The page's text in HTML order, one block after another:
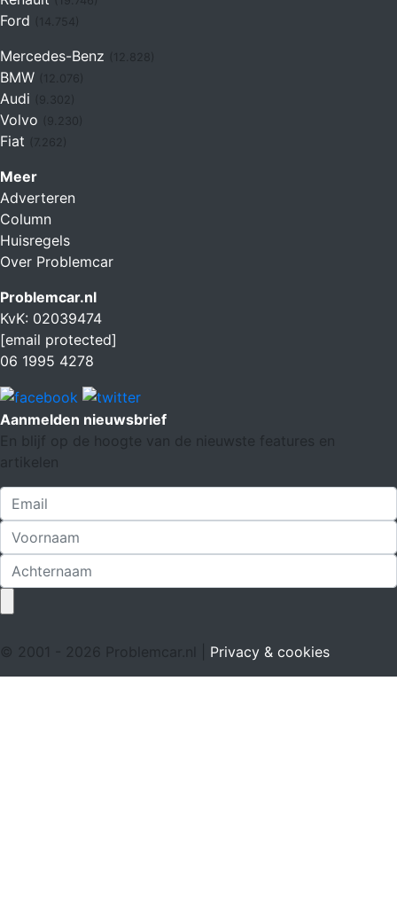
Ford (14.754)
Mercedes-Benz
BMW (12.076)
Audi
Volvo
Fiat (7.262)
Meer
Adverteren
Column
Huisregels
Over Problemcar
Problemcar.nl
KvK: 02039474
[email protected]
06 1995 4278
Aanmelden nieuwsbrief
En blijf op de hoogte van de nieuwste features en
artikelen
© 2001 - 2026 Problemcar.nl | Privacy & cookies